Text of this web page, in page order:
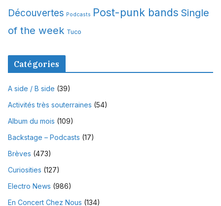
Découvertes Podcasts Post-punk bands Single
of the week Tuco
Catégories
A side / B side (39)
Activités très souterraines (54)
Album du mois (109)
Backstage – Podcasts (17)
Brèves (473)
Curiosities (127)
Electro News (986)
En Concert Chez Nous (134)